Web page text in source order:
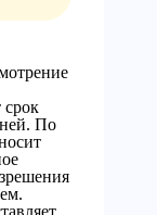
срок
По